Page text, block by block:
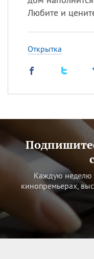
Любите и
Открытка
Каждую неделю
кинопремьерах,